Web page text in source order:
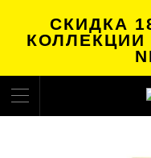
СКИДКА